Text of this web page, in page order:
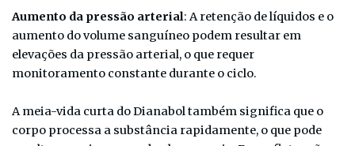
Aumento da pressão arterial: A retenção de líquidos e o
aumento do volume sanguíneo podem resultar em
elevações da pressão arterial, o que requer
monitoramento constante durante o ciclo.
A meia-vida curta do Dianabol também significa que o
corpo processa a substância rapidamente, o que pode